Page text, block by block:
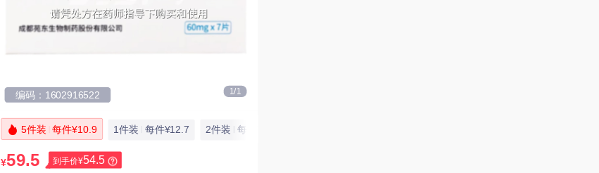
1/1
编码：1602916522
5件装 每件¥10.9 1件装 每件¥12.7 2件装 每件¥10.9
¥59.5 到手价¥54.5